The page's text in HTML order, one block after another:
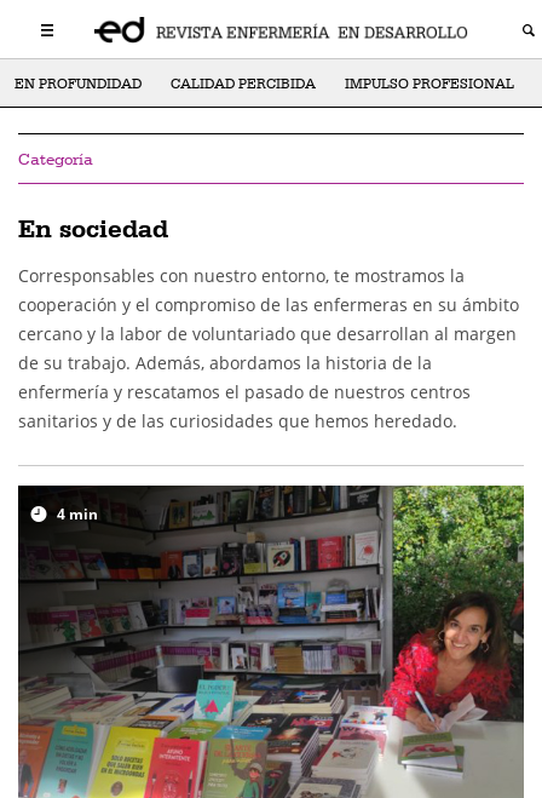
EN PROFUNDIDAD CALIDAD PERCIBIDA IMPULSO PROFESIONAL
Categoría
En sociedad
Corresponsables con nuestro entorno, te mostramos la
cooperación y el compromiso de las enfermeras en su ámbito
cercano y la labor de voluntariado que desarrollan al margen
de su trabajo. Además, abordamos la historia de la
enfermería y rescatamos el pasado de nuestros centros
sanitarios y de las curiosidades que hemos heredado.
4min